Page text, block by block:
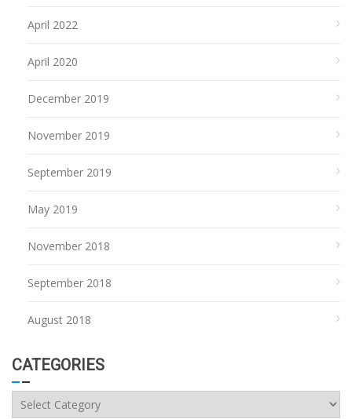
April 2022
April 2020
December 2019
November 2019
September 2019
May 2019
November 2018
September 2018
August 2018
CATEGORIES
Categories